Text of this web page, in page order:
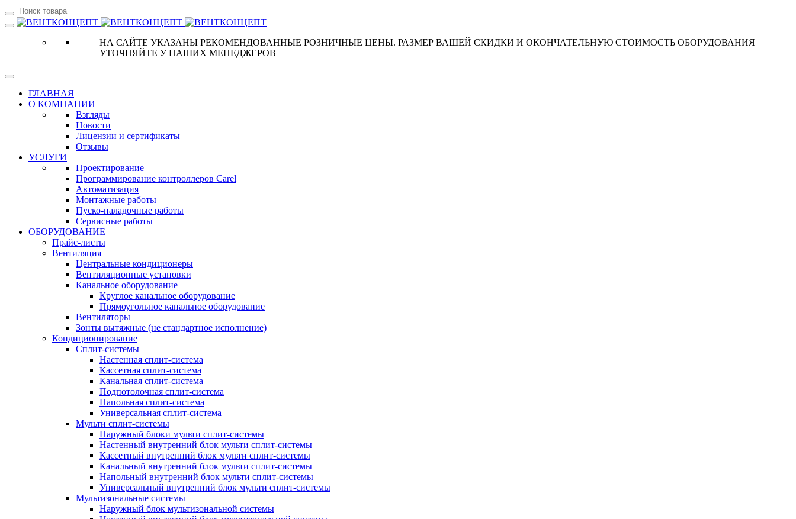
НА САЙТЕ УКАЗАНЫ РЕКОМЕНДОВАННЫЕ РОЗНИЧНЫЕ ЦЕНЫ. РАЗМЕР ВАШЕЙ СКИДКИ И ОКОНЧАТЕЛЬНУЮ СТОИМОСТЬ ОБОРУДОВАНИЯ
УТОЧНЯЙТЕ У НАШИХ МЕНЕДЖЕРОВ
ГЛАВНАЯ
О КОМПАНИИ
Взгляды
Новости
Лицензии и сертификаты
Отзывы
УСЛУГИ
Проектирование
Программирование контроллеров Carel
Автоматизация
Монтажные работы
Пуско-наладочные работы
Сервисные работы
ОБОРУДОВАНИЕ
Прайс-листы
Вентиляция
Центральные кондиционеры
Вентиляционные установки
Канальное оборудование
Круглое канальное оборудование
Прямоугольное канальное оборудование
Вентиляторы
Зонты вытяжные (не стандартное исполнение)
Кондиционирование
Сплит-системы
Настенная сплит-система
Кассетная сплит-система
Канальная сплит-система
Подпотолочная сплит-система
Напольная сплит-система
Универсальная сплит-система
Мульти сплит-системы
Наружный блоки мульти сплит-системы
Настенный внутренний блок мульти сплит-системы
Кассетный внутренний блок мульти сплит-системы
Канальный внутренний блок мульти сплит-системы
Напольный внутренний блок мульти сплит-системы
Универсальный внутренний блок мульти сплит-системы
Мультизональные системы
Наружный блок мультизональной системы